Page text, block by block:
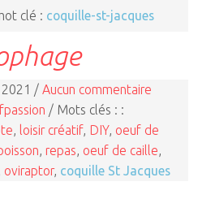
clé : coquille-st-jacques
2021 / Aucun commentaire
/ Mots clés : :
loisir créatif, DIY, oeuf de
repas oeuf de caille
oviraptor, coquille St Jacques